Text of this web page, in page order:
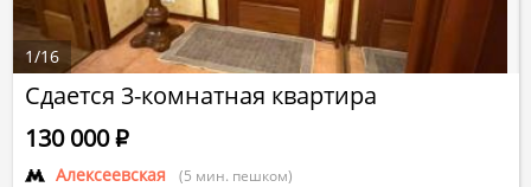
Сдается 3-комнатная квартира
Алексеевская (5 мин. пешком)
130 000Р
1/16